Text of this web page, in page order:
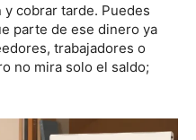
cobrar tarde. Puedes
parte de ese dinero ya
trabajadores o
no mira solo el saldo;